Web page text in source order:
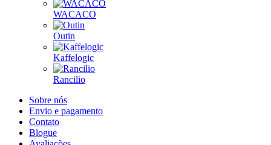
WACACO
Outin
Kaffelogic
Rancilio
Sobre nós
Envio e pagamento
Contato
Blogue